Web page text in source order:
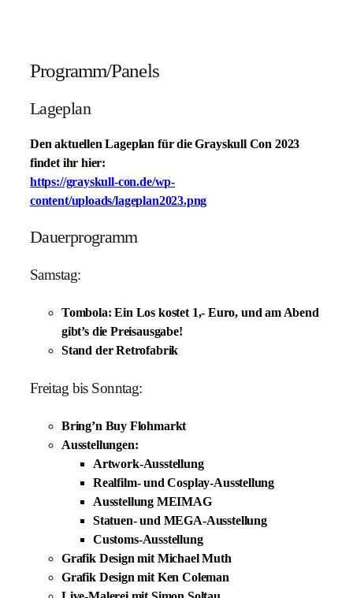
Programm/Panels
Lageplan
Den aktuellen Lageplan für die Grayskull Con 2023
findet ihr hier:
https://grayskull-con.de/wp-
content/uploads/lageplan2023.png
Dauerprogramm
Samstag:
Tombola: Ein Los kostet 1,- Euro, und am Abend
gibt’s die Preisausgabe!
Stand derRetrofabrik
Freitag bis Sonntag:
Bring’n Buy Flohmarkt
Ausstellungen:
Artwork-Ausstellung
Realfilm- und Cosplay-Ausstellung
Ausstellung MEIMAG
Statuen- und MEGA-Ausstellung
Customs-Ausstellung
Grafik Design mit Michael Muth
Grafik Design mit Ken Coleman